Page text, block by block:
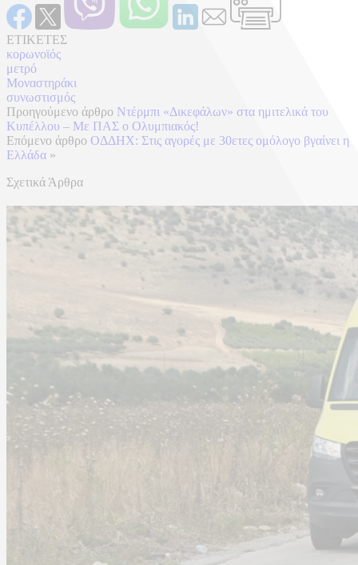
ΕΤΙΚΕΤΕΣ
κορωνοϊός
μετρό
Μοναστηράκι
συνωστισμός
Προηγούμενο άρθρο Ντέρμπι «Δικεφάλων» στα ημιτελικά του
Κυπέλλου – Με ΠΑΣ ο Ολυμπιακός!
Επόμενο άρθρο ΟΔΔΗΧ: Στις αγορές με 30ετες ομόλογο βγαίνει η
Ελλάδα »
Σχετικά Άρθρα